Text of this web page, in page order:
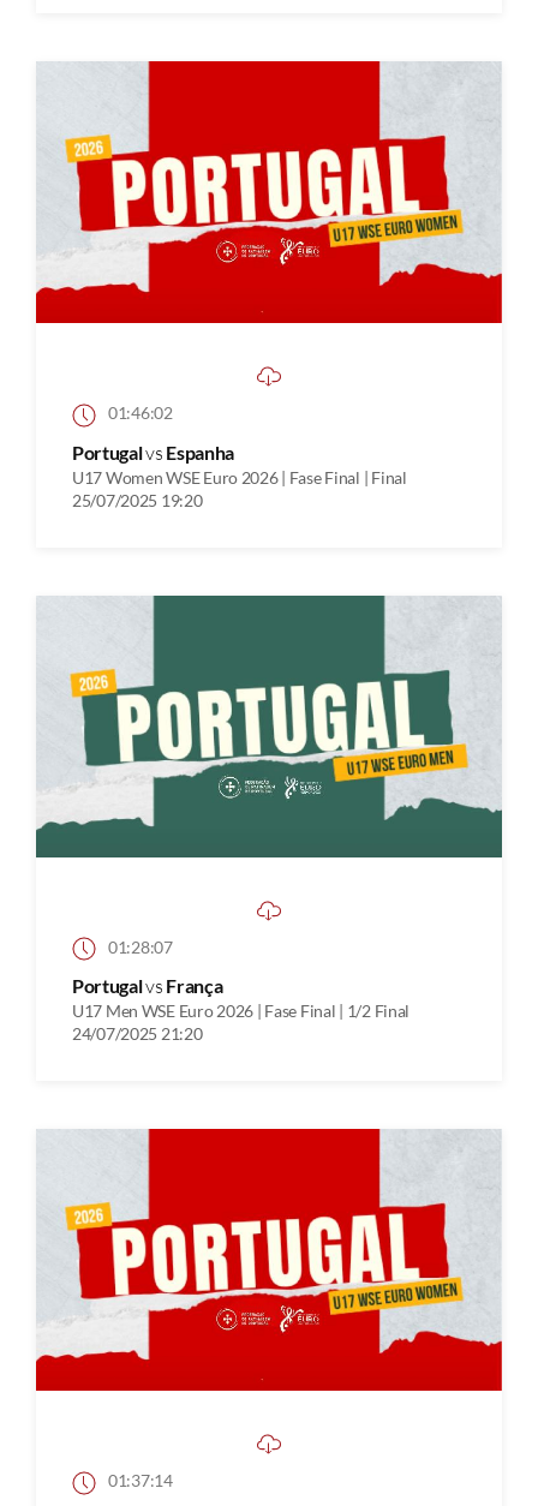
01:46:02
Portugalvs Espanha
U17 Women WSE Euro 2026 | Fase Final | Final
25/07/2025 19:20
01:28:07
Portugalvs França
U17 Men WSE Euro 2026 | Fase Final | 1/2 Final
24/07/2025 21:20
01:37:14